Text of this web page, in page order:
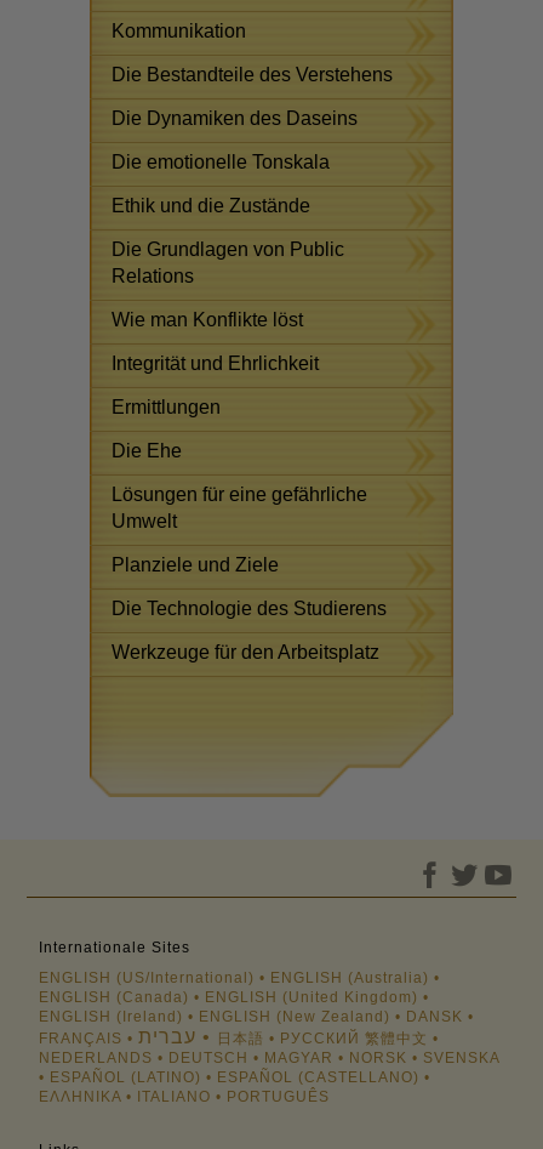
Kommunikation
Die Bestandteile des Verstehens
Die Dynamiken des Daseins
Die emotionelle Tonskala
Ethik und die Zustände
Die Grundlagen von Public
Relations
Wie man Konflikte löst
Integrität und Ehrlichkeit
Ermittlungen
Die Ehe
Lösungen für eine gefährliche
Umwelt
Planziele und Ziele
Die Technologie des Studierens
Werkzeuge für den Arbeitsplatz
Internationale Sites
ENGLISH (US/International)
ENGLISH (Australia)
ENGLISH (Canada)
ENGLISH (United Kingdom)
ENGLISH (Ireland)
ENGLISH (New Zealand)
DANSK
FRANÇAIS
עברית 日本語 РУССКИЙ 繁體中文
NEDERLANDS
DEUTSCH MAGYAR NORSK
SVENSKA
ESPAÑOL (LATINO)
ESPAÑOL (CASTELLANO)
ΕΛΛΗΝΙΚA
ITALIANO PORTUGUÊS